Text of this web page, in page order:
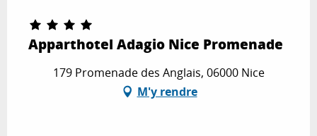
Apparthotel Adagio Nice Promenade
179 Promenade des Anglais, 06000 Nice
M'y rendre